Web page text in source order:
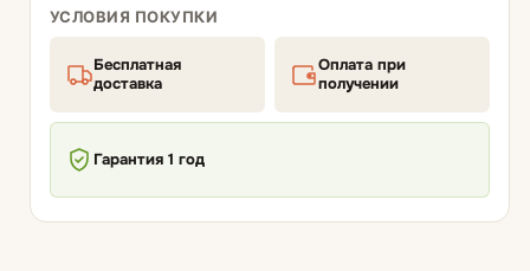
УСЛОВИЯ ПОКУПКИ
Бесплатная
доставка
Оплата при
получении
Гарантия 1 год